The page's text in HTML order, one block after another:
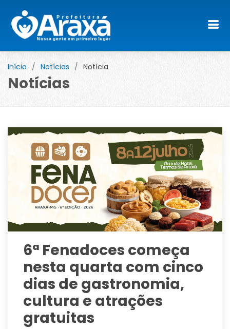
Início Notícias Notícia
Notícias
6ª Fenadoces começa
nesta quarta com cinco
dias de gastronomia,
cultura e atrações
gratuitas